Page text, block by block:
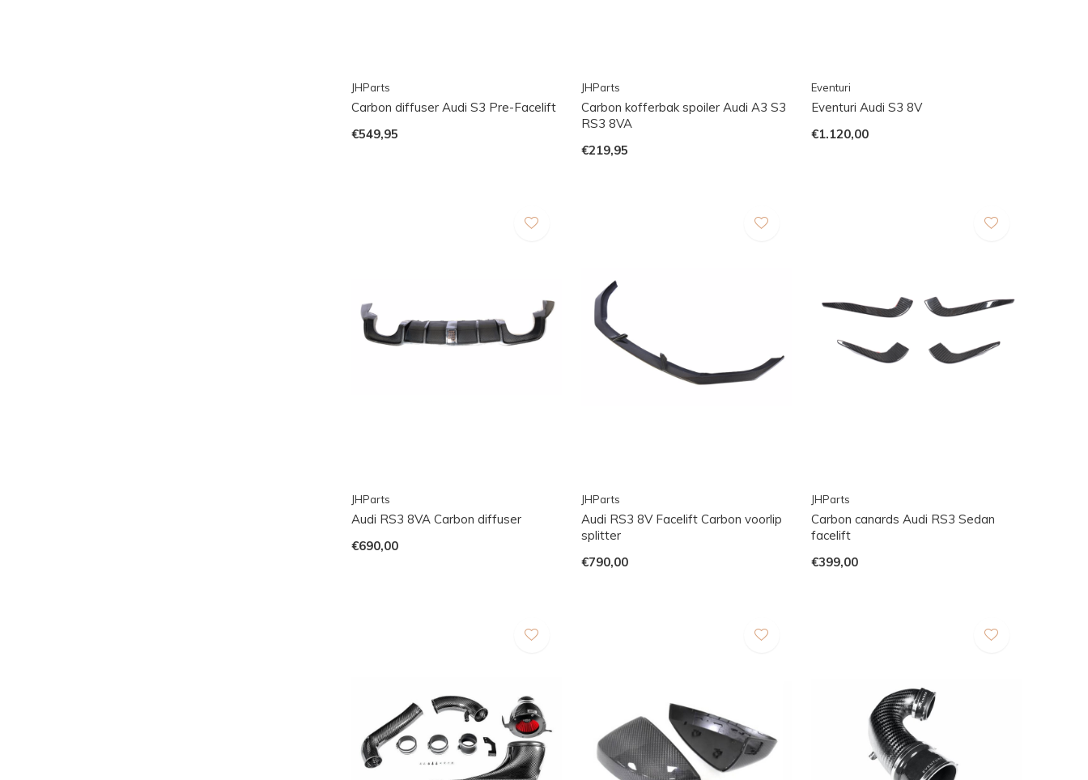
JHParts
Carbon diffuser Audi S3 Pre-Facelift
€549,95
JHParts
Carbon kofferbak spoiler Audi A3 S3
RS3 8VA
€219,95
Eventuri
Eventuri Audi S3 8V
€1.120,00
JHParts
Audi RS3 8VA Carbon diffuser
€690,00
JHParts
Audi RS3 8V Facelift Carbon voorlip
splitter
€790,00
JHParts
Carbon canards Audi RS3 Sedan
facelift
€399,00